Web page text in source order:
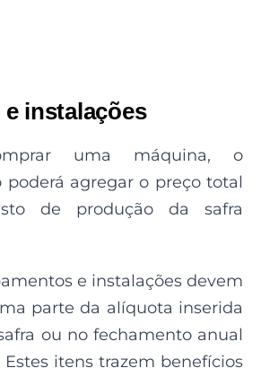
instalações
uma máquina, o
poderá agregar o preço total
de produção da safra
e instalações devem
parte da alíquota inserida
ou no fechamento anual
Estes itens trazem benefícios